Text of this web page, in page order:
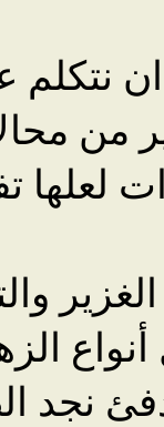
من
دفئ